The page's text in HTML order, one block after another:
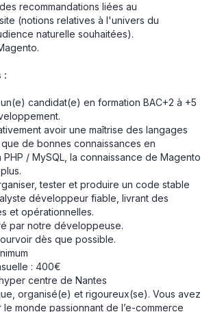
recommandations liées au
(notions relatives à l'univers du
naturelle souhaitées).
:
candidat(e) en formation BAC+2 à +5
avoir une maîtrise des langages
que de bonnes connaissances en
/ MySQL, la connaissance de Magento
tester et produire un code stable
développeur fiable, livrant des
et opérationnelles.
par notre développeuse.
dès que possible.
: 400€
centre de Nantes
organisé(e) et rigoureux(se). Vous avez
monde passionnant de l’e-commerce